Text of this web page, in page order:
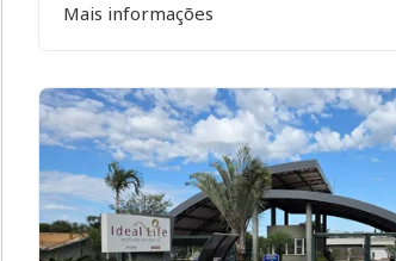
Mais informações